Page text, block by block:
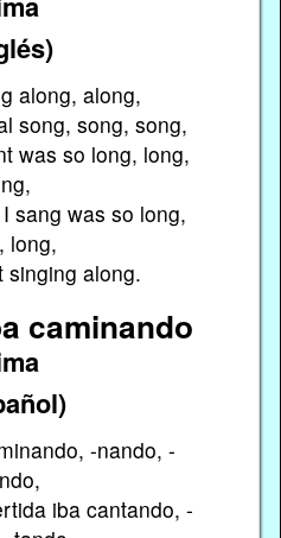
along, along,
song, song, song,
was so long, long,
sang was so long,
long,
singing along.
caminando
-nando, -
iba cantando, -